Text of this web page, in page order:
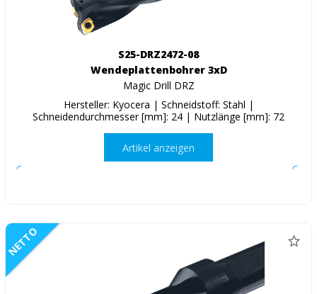
S25-DRZ2472-08
Wendeplattenbohrer 3xD
Magic Drill DRZ
Hersteller: Kyocera | Schneidstoff: Stahl |
Schneidendurchmesser [mm]: 24 | Nutzlänge [mm]: 72
Artikel anzeigen
NETTO